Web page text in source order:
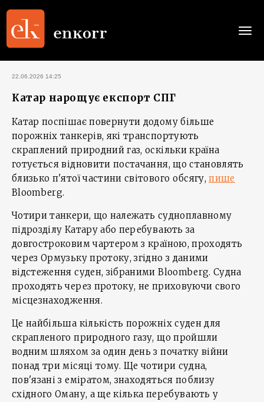
22.06.2026 14:25
Катар нарощує експорт СПГ
Катар поспішає повернути додому більше
порожніх танкерів, які транспортують
скраплений природний газ, оскільки країна
готується відновити постачання, що становлять
близько п'ятої частини світового обсягу,пише
Bloomberg.
Чотири танкери, що належать судноплавному
підрозділу Катару або перебувають за
довгостроковим чартером з країною, проходять
через Ормузьку протоку, згідно з даними
відстеження суден, зібраними Bloomberg. Судна
проходять через протоку, не приховуючи свого
місцезнаходження.
Це найбільша кількість порожніх суден для
скрапленого природного газу, що пройшли
водним шляхом за один день з початку війни
понад три місяці тому. Ще чотири судна,
пов'язані з еміратом, знаходяться поблизу
східного Оману, а ще кілька перебувають у